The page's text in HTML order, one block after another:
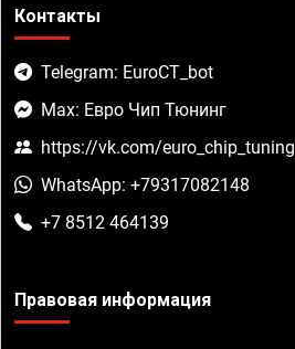
Контакты
Telegram: EuroCT_bot
Max: Евро Чип Тюнинг
https://vk.com/euro_chip_tuning
WhatsApp: +79317082148
+7 8512 464139
Правовая информация